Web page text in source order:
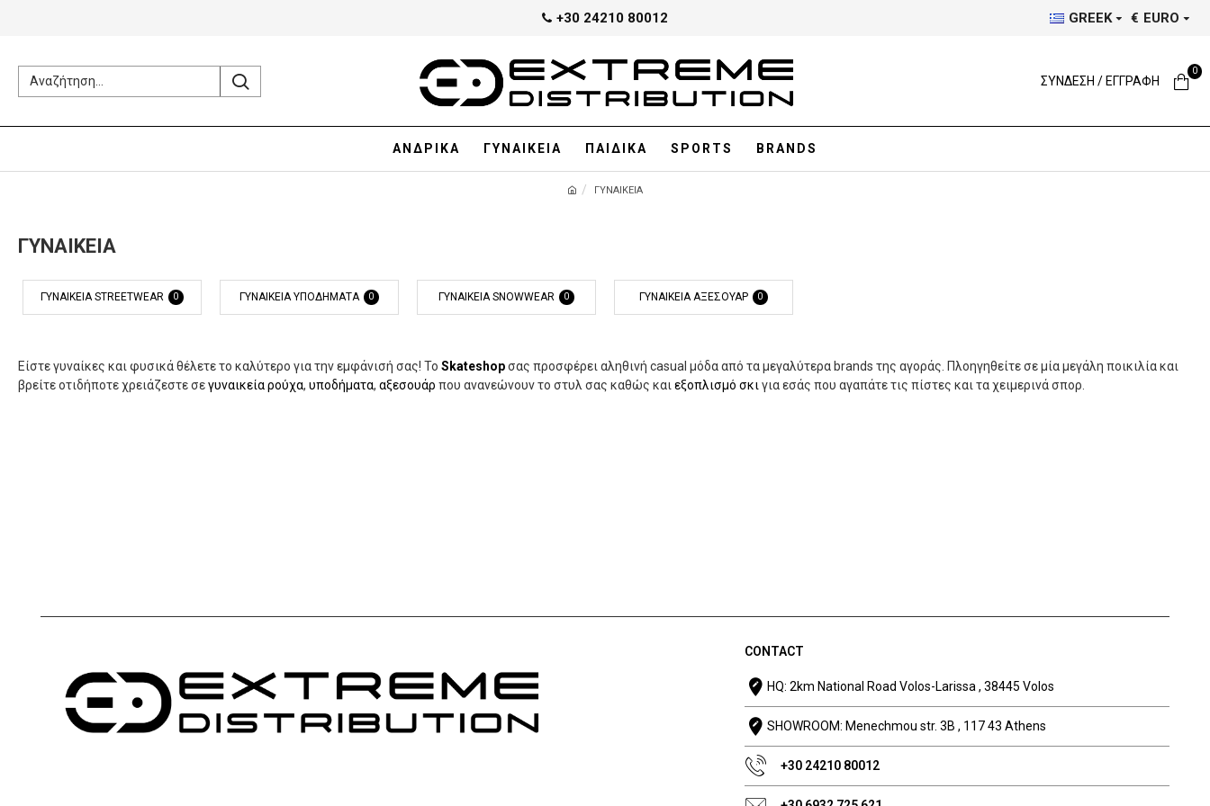
+30 24210 80012 GREEK € EURO
ΣΥΝΔΕΣΗ / ΕΓΓΡΑΦΗ
0
ΑΝΔΡΙΚΑ ΓΥΝΑΙΚΕΙΑ ΠΑΙΔΙΚΑ SPORTS BRANDS
ΓΥΝΑΙΚΕΙΑ
ΓΥΝΑΙΚΕΙΑ
ΓΥΝΑΙΚΕΙΑ STREETWEAR 0 ΓΥΝΑΙΚΕΙΑ ΥΠΟΔΗΜΑΤΑ 0 ΓΥΝΑΙΚΕΙΑ SNOWWEAR 0 ΓΥΝΑΙΚΕΙΑ ΑΞΕΣΟΥΑΡ 0
Είστε γυναίκες και φυσικά θέλετε το καλύτερο για την εμφάνισή σας! Το Skateshopσας προσφέρει αληθινή casual μόδα από τα μεγαλύτερα brands της αγοράς. Πλοηγηθείτε σε μία μεγάλη ποικιλία και
βρείτε οτιδήποτε χρειάζεστε σεγυναικεία ρούχα, υποδήματα, αξεσουάρ που ανανεώνουν το στυλ σας καθώς και εξοπλισμό σκι για εσάς που αγαπάτε τις πίστες και τα χειμερινά σπορ.
CONTACT
HQ: 2km National Road Volos-Larissa , 38445 Volos
SHOWROOM: Menechmou str. 3B , 117 43 Athens
+30 24210 80012